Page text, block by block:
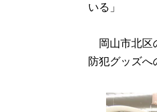
いる」
岡山市北区
防犯グッズへ